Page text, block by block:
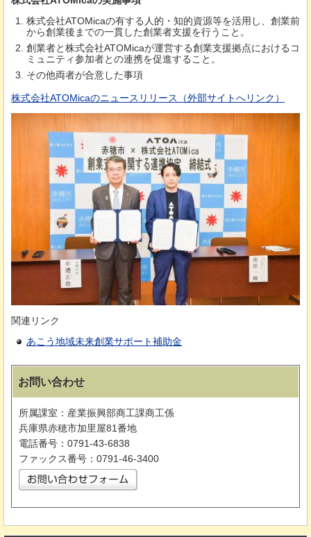
株式会社ATOMicaの有する人的・知的資源等を活用し、創業前
から創業後までの一貫した創業者支援を行うこと。
創業者と株式会社ATOMicaが運営する創業支援拠点におけるコ
ミュニティ参加者との連携を促進すること。
その他両者が合意した事項
株式会社ATOMicaのニュースリリース（外部サイトへリンク）
関連リンク
あこう地域未来創業サポート補助金
お問い合わせ
所属課室：産業振興部商工課商工係
兵庫県赤穂市加里屋81番地
電話番号：0791-43-6838
ファックス番号：0791-46-3400